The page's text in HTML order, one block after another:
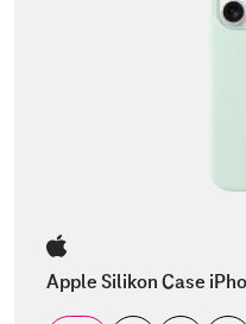
Apple Silikon Case